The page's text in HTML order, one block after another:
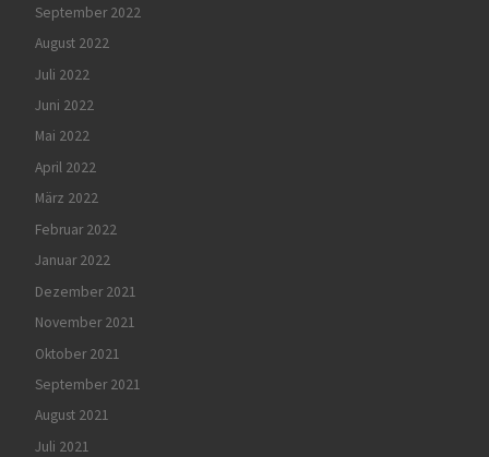
September 2022
August 2022
Juli 2022
Juni 2022
Mai 2022
April 2022
März 2022
Februar 2022
Januar 2022
Dezember 2021
November 2021
Oktober 2021
September 2021
August 2021
Juli 2021